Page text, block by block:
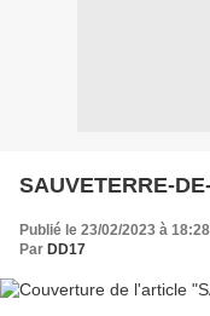
SAUVETERRE-
Publié le 23/02/2023 à 18:28
Par DD17